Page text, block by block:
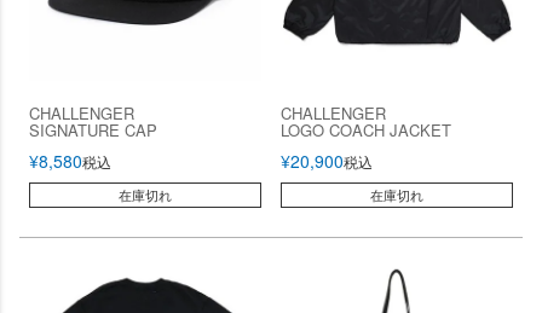
CHALLENGER
SIGNATURE CAP
¥8,580税込
在庫切れ
CHALLENGER
LOGO COACH JACKET
¥20,900税込
在庫切れ